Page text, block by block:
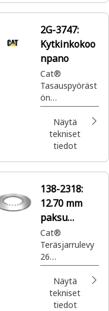
braking,
control and
stability
2G-3747:
Kytkinkokoo
npano
Cat®
Tasauspyöräst
ön
kytkinkokoonp
ano, OD X L:
244 x 67 mm
Näytä
tekniset
tiedot
138-2318:
12.70 mm
paksu
jarrulevy
Cat®
Teräsjarrulevy
26
kiinnitysreiällä
viimeiselle
vetopyörälle
Näytä
tekniset
tiedot